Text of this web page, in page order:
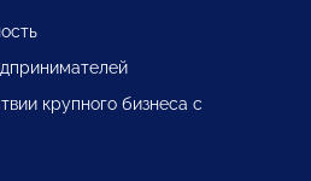
крупного бизнеса с